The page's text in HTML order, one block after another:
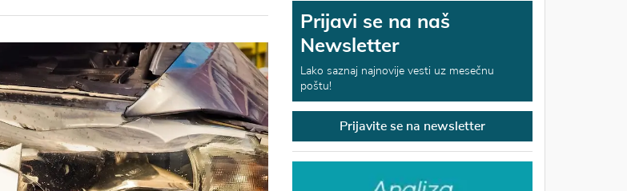
Prijavi se na naš
Newsletter
Lako saznaj najnovije vesti uz mesečnu
poštu!
Prijavite se na newsletter